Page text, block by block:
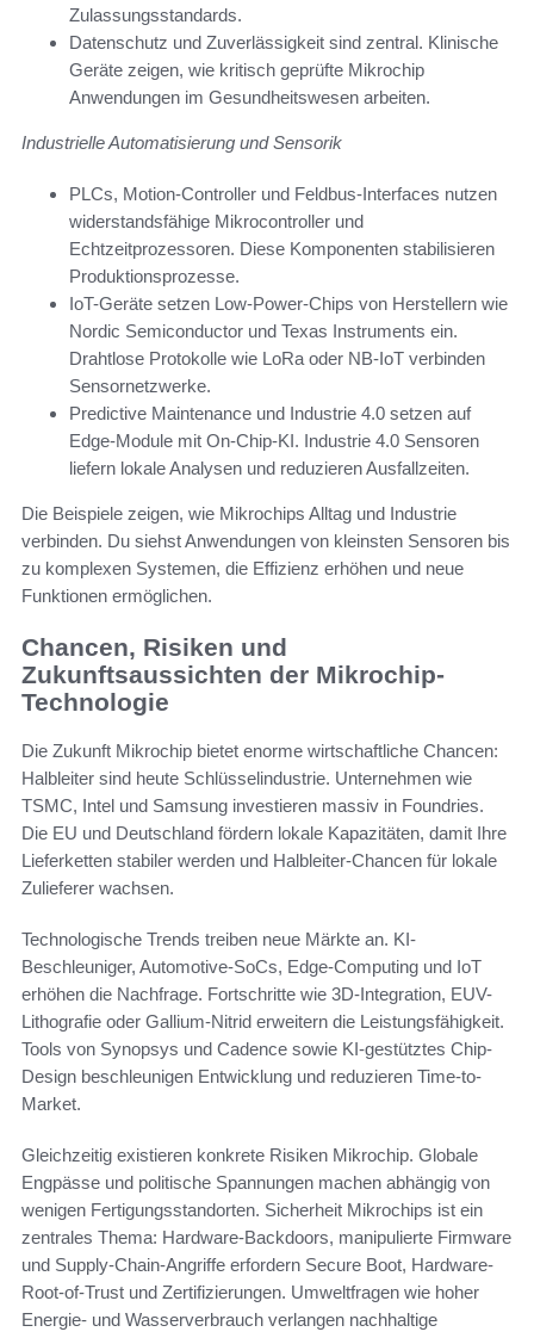
Zulassungsstandards.
Datenschutz und Zuverlässigkeit sind zentral. Klinische
Geräte zeigen, wie kritisch geprüfte Mikrochip
Anwendungen im Gesundheitswesen arbeiten.
Industrielle Automatisierung und Sensorik
PLCs, Motion-Controller und Feldbus-Interfaces nutzen
widerstandsfähige Mikrocontroller und
Echtzeitprozessoren. Diese Komponenten stabilisieren
Produktionsprozesse.
IoT-Geräte setzen Low-Power-Chips von Herstellern wie
Nordic Semiconductor und Texas Instruments ein.
Drahtlose Protokolle wie LoRa oder NB-IoT verbinden
Sensornetzwerke.
Predictive Maintenance und Industrie 4.0 setzen auf
Edge-Module mit On-Chip-KI. Industrie 4.0 Sensoren
liefern lokale Analysen und reduzieren Ausfallzeiten.
Die Beispiele zeigen, wie Mikrochips Alltag und Industrie
verbinden. Du siehst Anwendungen von kleinsten Sensoren bis
zu komplexen Systemen, die Effizienz erhöhen und neue
Funktionen ermöglichen.
Chancen, Risiken und
Zukunftsaussichten der Mikrochip-
Technologie
Die Zukunft Mikrochip bietet enorme wirtschaftliche Chancen:
Halbleiter sind heute Schlüsselindustrie. Unternehmen wie
TSMC, Intel und Samsung investieren massiv in Foundries.
Die EU und Deutschland fördern lokale Kapazitäten, damit Ihre
Lieferketten stabiler werden und Halbleiter-Chancen für lokale
Zulieferer wachsen.
Technologische Trends treiben neue Märkte an. KI-
Beschleuniger, Automotive-SoCs, Edge-Computing und IoT
erhöhen die Nachfrage. Fortschritte wie 3D-Integration, EUV-
Lithografie oder Gallium-Nitrid erweitern die Leistungsfähigkeit.
Tools von Synopsys und Cadence sowie KI-gestütztes Chip-
Design beschleunigen Entwicklung und reduzieren Time-to-
Market.
Gleichzeitig existieren konkrete Risiken Mikrochip. Globale
Engpässe und politische Spannungen machen abhängig von
wenigen Fertigungsstandorten. Sicherheit Mikrochips ist ein
zentrales Thema: Hardware-Backdoors, manipulierte Firmware
und Supply-Chain-Angriffe erfordern Secure Boot, Hardware-
Root-of-Trust und Zertifizierungen. Umweltfragen wie hoher
Energie- und Wasserverbrauch verlangen nachhaltige